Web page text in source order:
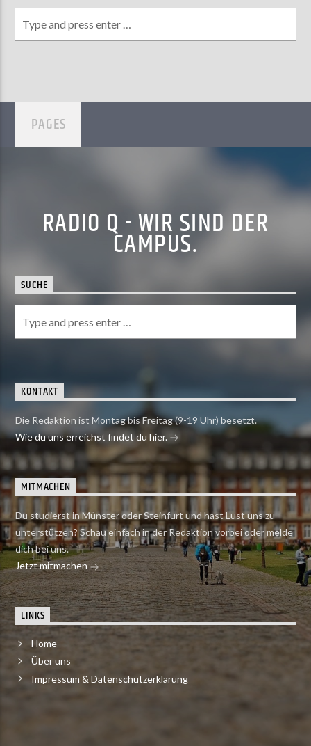
PAGES
RADIO Q - WIR SIND DER
CAMPUS.
SUCHE
KONTAKT
Die Redaktion ist Montag bis Freitag (9-19 Uhr) besetzt.
Wie du uns erreichst findet du hier.
MITMACHEN
Du studierst in Münster oder Steinfurt und hast Lust uns zu
unterstützen? Schau einfach in der Redaktion vorbei oder melde
dich bei uns.
Jetzt mitmachen
LINKS
Home
Über uns
Impressum & Datenschutzerklärung